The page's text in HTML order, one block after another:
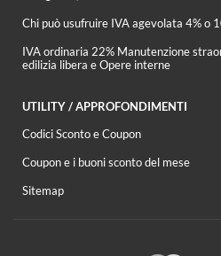
Chi può usufruire IVA agevolata 4% o
IVA ordinaria 22% Manutenzione
edilizia libera e Opere interne
UTILITY / APPROFONDIMENTI
Codici Sconto e Coupon
Coupon e i buoni sconto del mese
Sitemap